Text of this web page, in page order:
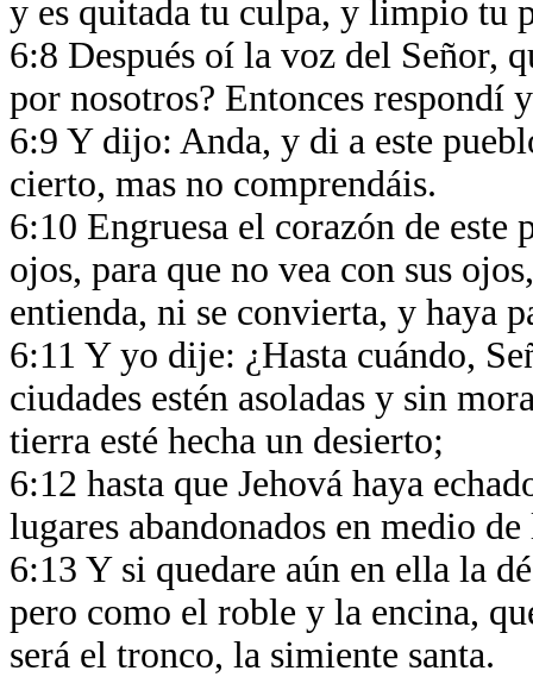
y es quitada tu culpa, y limpio tu
6:8 Después oí la voz del Señor,
por nosotros? Entonces
6:9 Y dijo: Anda, y di a este
cierto, mas no comprendáis.
6:10 Engruesa el corazón de este
ojos, para que no vea con sus
entienda, ni se convierta, y haya
6:11 Y yo dije: ¿Hasta cuándo,
ciudades estén asoladas y sin
tierra esté hecha un desierto;
6:12 hasta que Jehová haya
lugares abandonados en medio
6:13 Y si quedare aún en ella la
pero como el roble y la encina,
será el tronco, la simiente santa.